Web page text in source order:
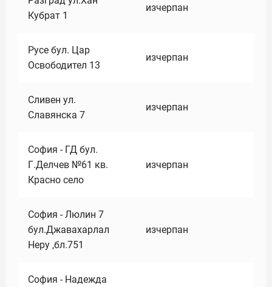
Кубрат 1
изчерпан
Русе бул. Цар
Освободител 13
изчерпан
Сливен ул.
Славянска 7
изчерпан
София - ГД бул.
Г.Делчев №61 кв.
Красно село
изчерпан
София - Люлин 7
бул.Джавахарлал
Неру ,бл.751
изчерпан
София - Надежда